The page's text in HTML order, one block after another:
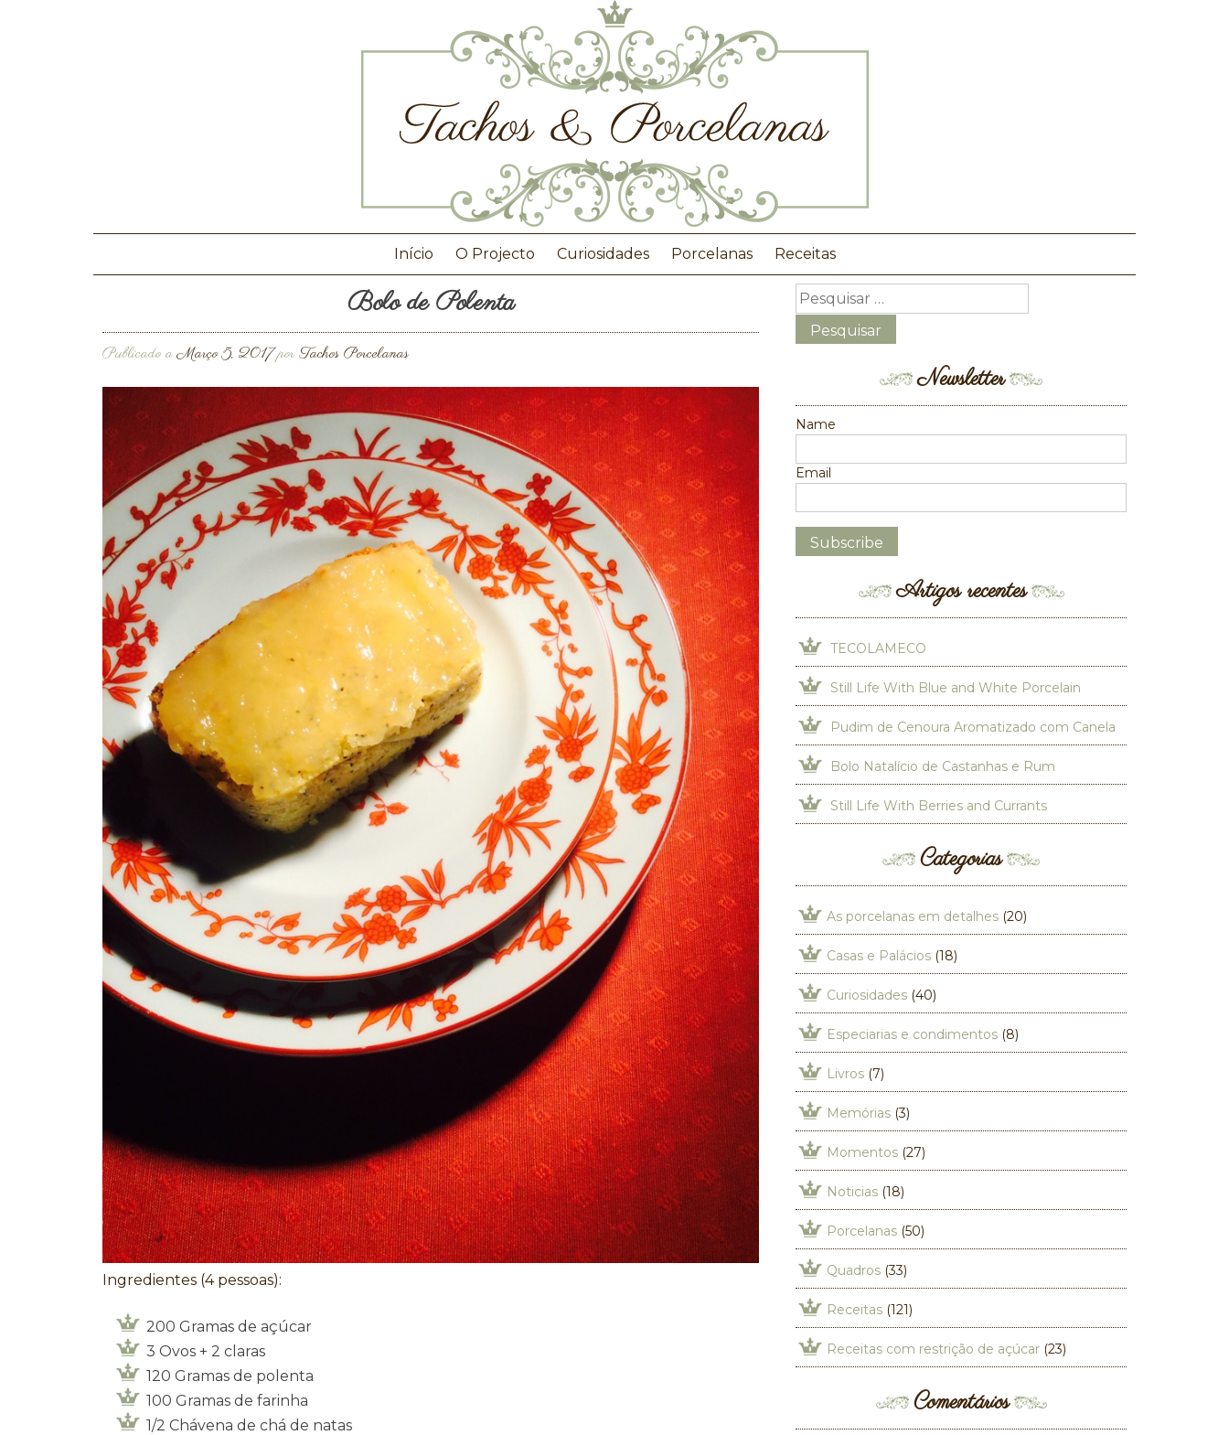
Início O Projecto Curiosidades Porcelanas Receitas
Bolo de Polenta
Publicado aMarço 5, 2017por Tachos Porcelanas
Ingredientes (4 pessoas):
200 Gramas de açúcar
3 Ovos + 2 claras
120 Gramas de polenta
100 Gramas de farinha
1/2 Chávena de chá de natas
Newsletter
Name
Email
Artigos recentes
TECOLAMECO
Still Life With Blue and White Porcelain
Pudim de Cenoura Aromatizado com Canela
Bolo Natalício de Castanhas e Rum
Still Life With Berries and Currants
Categorias
As porcelanas em detalhes (20)
Casas e Palácios (18)
Curiosidades (40)
Especiarias e condimentos (8)
Livros (7)
Memórias (3)
Momentos (27)
Noticias (18)
Porcelanas (50)
Quadros (33)
Receitas (121)
Receitas com restrição de açúcar (23)
Comentários